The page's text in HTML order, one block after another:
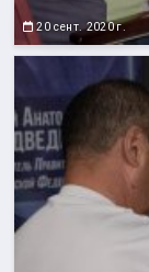
20 сент. 2020 г.